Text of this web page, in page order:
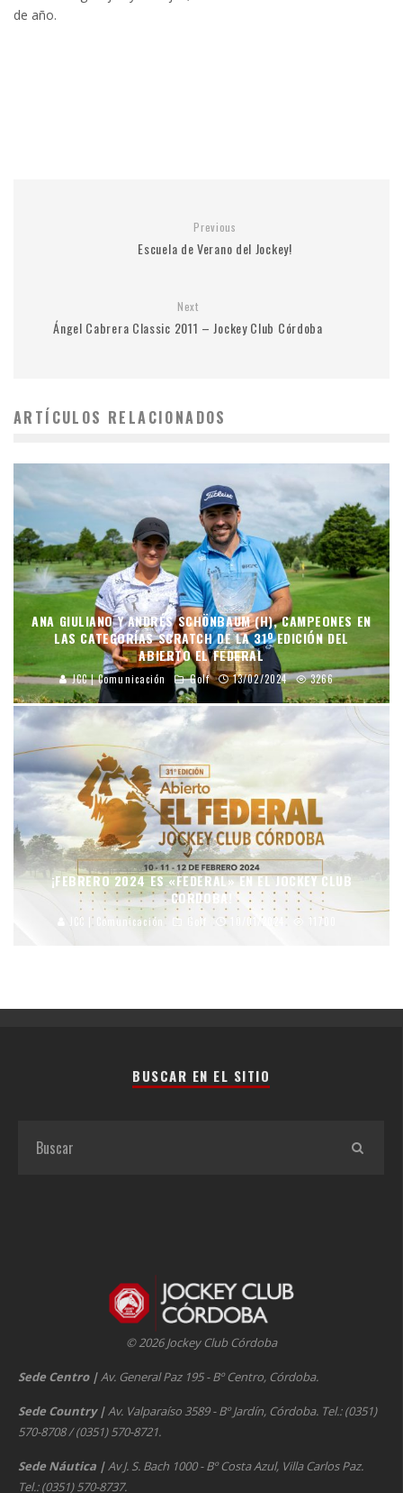
de año.
Previous
Escuela de Verano del Jockey!
Next
Ángel Cabrera Classic 2011 – Jockey Club Córdoba
ARTÍCULOS RELACIONADOS
ANA GIULIANO Y ANDRÉS SCHÖNBAUM (H), CAMPEONES EN
LAS CATEGORÍAS SCRATCH DE LA 31º EDICIÓN DEL
ABIERTO EL FEDERAL
JCC | Comunicación Golf 13/02/2024 3266
¡FEBRERO 2024 ES «FEDERAL» EN EL JOCKEY CLUB
CORDOBA!
JCC | Comunicación Golf 10/01/2024 11700
BUSCAR EN EL SITIO
© 2026 Jockey Club Córdoba
Sede Centro |Av. General Paz 195 - Bº Centro, Córdoba.
Sede Country |Av. Valparaíso 3589 - Bº Jardín, Córdoba. Tel.: (0351)
570-8708 / (0351) 570-8721.
Sede Náutica |Av J. S. Bach 1000 - Bº Costa Azul, Villa Carlos Paz.
Tel.: (0351) 570-8737.